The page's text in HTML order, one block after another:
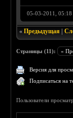
05-03-2011, 05:18
«Предыдущая |
Страницы (11): «
Версия для
Подписаться на
Пользователи